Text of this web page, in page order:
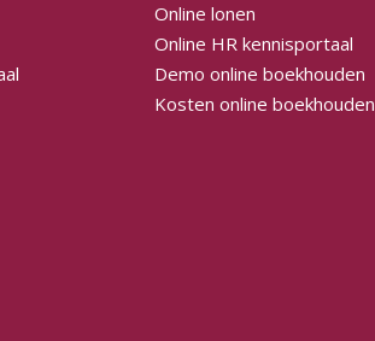
Online lonen
Online HR kennisportaal
Demo online boekhouden
Kosten online boekhouden